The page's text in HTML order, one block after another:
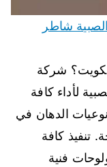
هندي الصبية شاطر
شركة
لأداء كافة
الدهان في
تنفيذ كافة
فنية